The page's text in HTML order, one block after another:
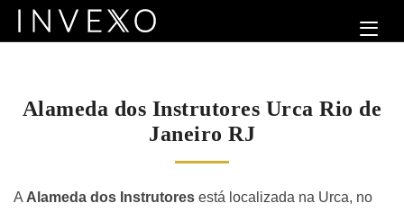
Alameda dos Instrutores Urca Rio de
Janeiro RJ
A Alameda dos Instrutores está localizada na Urca, no